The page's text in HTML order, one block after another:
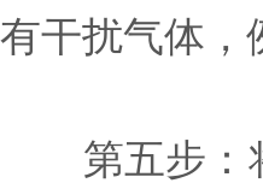
有干扰气体，
第五步：将